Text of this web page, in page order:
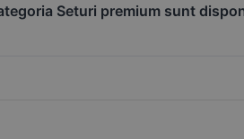
Seturi premium sunt